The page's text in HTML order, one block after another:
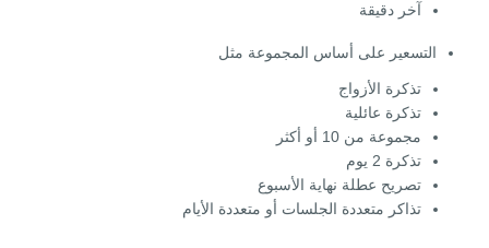
آخر دقيقة
التسعير على أساس المجموعة مثل
تذكرة الأزواج
تذكرة عائلية
مجموعة من 10 أو أكثر
تذكرة 2 يوم
تصريح عطلة نهاية الأسبوع
تذاكر متعددة الجلسات أو متعددة الأيام